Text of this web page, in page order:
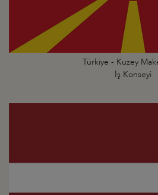
Türkiye - Kuzey
İş Konseyi